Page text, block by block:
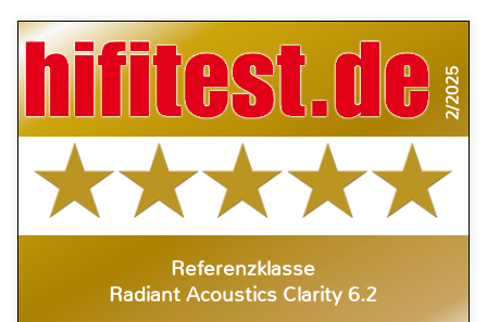
2/2025
Referenzklasse
Radiant Acoustics Clarity 6.2